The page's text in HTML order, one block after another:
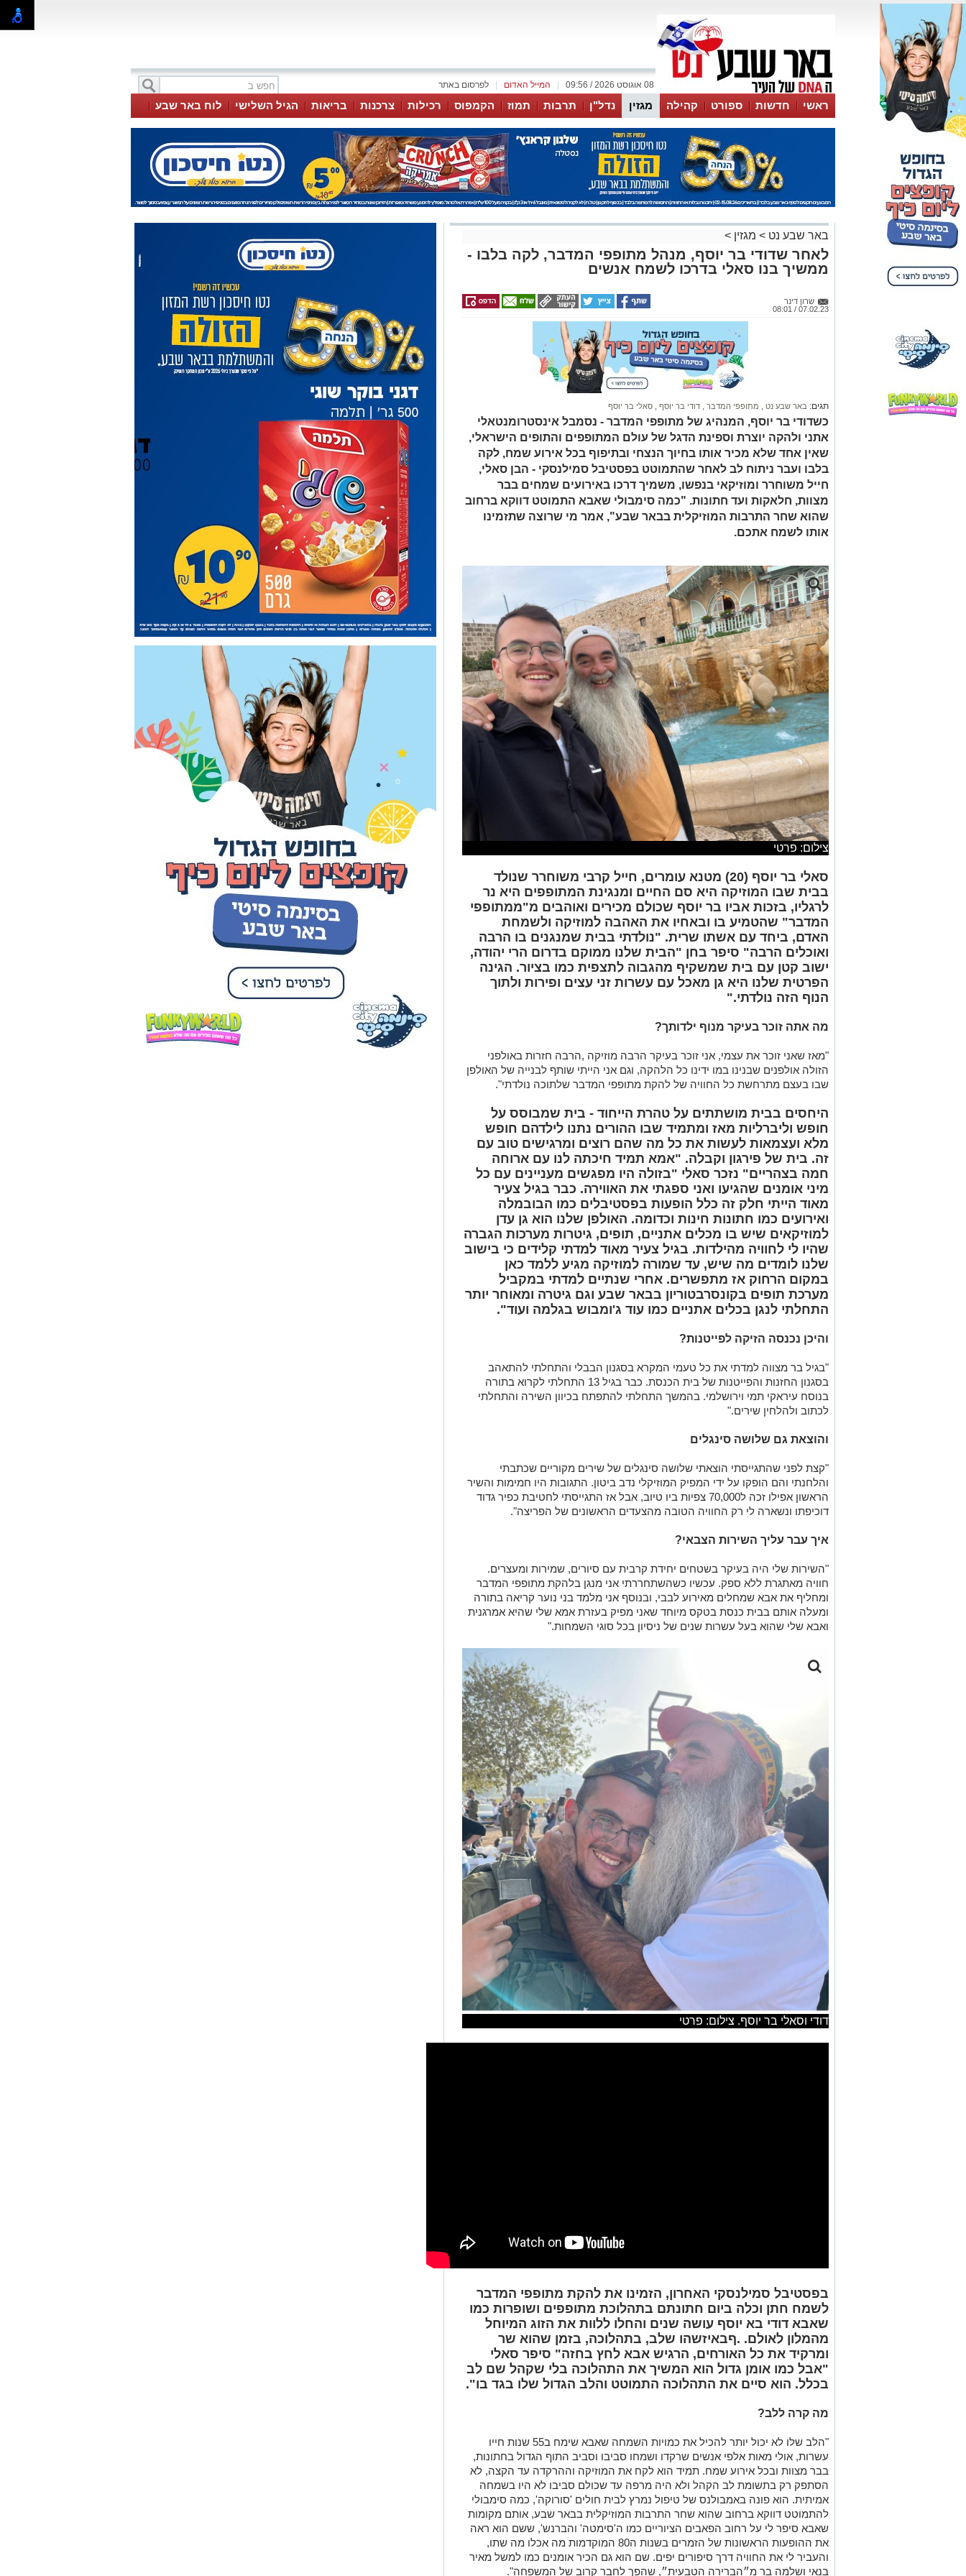
לפרסום באתר המייל האדום 08 אוגוסט 2026 / 09:56
ראשי חדשות ספורט קהילה מגזין נדל"ן תרבות תמוז הקמפוס רכילות צרכנות בריאות הגיל השלישי
לוח באר שבע
עסקים
טיפים והמלצות
באר שבע נט > מגזין >
לאחר שדודי בר יוסף, מנהל מתופפי המדבר, לקה בלבו -
ממשיך בנו סאלי בדרכו לשמח אנשים
שרון דינר
07.02.23 / 08:01
תגים: באר שבע נט מתופפי המדבר דודי בר יוסף סאלי בר יוסף
כשדודי בר יוסף, המנהיג של מתופפי המדבר - נסמבל אינסטרומנטאלי
אתני ולהקה יוצרת וספינת הדגל של עולם המתופפים והתופים הישראלי,
שאין אחד שלא מכיר אותו בחיוך הנצחי ובתיפוף בכל אירוע שמח, לקה
בלבו ועבר ניתוח לב לאחר שהתמוטט בפסטיבל סמילנסקי - הבן סאלי,
חייל משוחרר ומוזיקאי בנפשו, משמיך דרכו באירועים שמחים בבר
מצוות, חלאקות ועד חתונות. "כמה סימבולי שאבא התמוטט דווקא ברחוב
שהוא שחר התרבות המוזיקלית בבאר שבע", אמר מי שרוצה שתזמינו
אותו לשמח אתכם.
צילום: פרטי
סאלי
בר יוסף (20) מטנא עומרים, חייל קרבי משוחרר שנולד
בבית שבו המוזיקה היא סם החיים ומנגינת המתופפים היא נר
לרגליו, בזכות אביו בר יוסף שכולם מכירים ואוהבים מ"ממתופפי
המדבר" שהטמיע בו ובאחיו את האהבה למוזיקה ולשמחת
האדם, ביחד עם אשתו שרית. "נולדתי בבית שמנגנים בו הרבה
ואוכלים הרבה" סיפר בחן "הבית שלנו ממוקם בדרום הרי יהודה,
ישוב קטן עם בית שמשקיף מהגבוה לתצפית כמו בציור. הגינה
הפרטית שלנו היא גן מאכל עם עשרות זני עצים ופירות ולתוך
הנוף הזה נולדתי."
מה אתה זוכר בעיקר מנוף ילדותך?
"מאז שאני זוכר את עצמי, אני זוכר בעיקר הרבה מוזיקה ,הרבה חזרות באולפני
הזולה אולפנים שבנינו במו ידינו כל הלהקה, וגם אני הייתי שותף לבנייה של האולפן
שבו בעצם מתרחשת כל החוויה של להקת מתופפי המדבר שלתוכה נולדתי".
היחסים בבית מושתתים על טהרת הייחוד - בית שמבוסס על
חופש וליברליות מאז ומתמיד שבו ההורים נתנו לילדהם חופש
מלא ועצמאות לעשות את כל מה שהם רוצים ומרגישים טוב עם
זה. בית של פירגון וקבלה. "אמא תמיד חיכתה לנו עם ארוחה
חמה בצהריים" נזכר סאלי "בזולה היו מפגשים מעניינים עם כל
מיני אומנים שהגיעו ואני ספגתי את האווירה. כבר בגיל צעיר
מאוד הייתי חלק זה כלל הופעות בפסטיבלים כמו הבובמלה
ואירועים כמו חתונות חינות וכדומה. האולפן שלנו הוא גן עדן
למוזיקאים שיש בו מכלים אתניים, תופים, גיטרות מערכות הגברה
שהיו לי לחוויה מהילדות. בגיל צעיר מאוד למדתי קלידים כי בישוב
שלנו לומדים מה שיש, עד שמורה למוזיקה מגיע ללמד כאן
במקום הרחוק אז מתפשרים. אחרי שנתיים למדתי במקביל
מערכת תופים בקונסרבטוריון בבאר שבע וגם גיטרה ומאוחר יותר
התחלתי לנגן בכלים אתניים כמו עוד ג'ומבוש בגלמה ועוד".
והיכן נכנסה הזיקה לפייטנות?
"בגיל בר מצווה למדתי את כל טעמי המקרא בסגנון הבבלי והתחלתי להתאהב
בסגנון החזנות והפייטנות של בית הכנסת. כבר בגיל 13 התחלתי לקרוא בתורה
בנוסח עיראקי תמי וירושלמי. בהמשך התחלתי להתפתח בכיוון השירה והתחלתי
לכתוב ולהלחין שירים."
והוצאת גם שלושה סינגלים
"קצת לפני שהתגייסתי הוצאתי שלושה סינגלים של שירים מקוריים שכתבתי
והלחנתי והם הופקו על ידי המפיק המוזיקלי נדב ביטון. התגובות היו חמימות והשיר
הראשון אפילו זכה ל70,000 צפיות ביו טיוב, אבל אז התגייסתי לחטיבת כפיר גדוד
דוכיפתו ונשארה לי רק החוויה הטובה מהצעדים הראשונים של הפריצה".
איך עבר עליך השירות הצבאי?
"השירות שלי היה בעיקר בשטחים יחידת קרבית עם סיורים, שמירות ומעצרים.
חוויה מאתגרת ללא ספק. עכשיו כשהשתחררתי אני מנגן בלהקת מתופפי המדבר
ומחליף את אבא שמחלים מאירוע לבבי, ובנוסף אני מלמד בני נוער קריאה בתורה
ומעלה אותם בבית כנסת בטקס מיוחד שאני מפיק בעזרת אמא שלי שהיא אמרגנית
ואבא שלי שהוא בעל עשרות שנים של ניסיון בכל סוגי השמחות."
דודי וסאלי בר יוסף. צילום: פרטי
בפסטיבל סמילנסקי האחרון, הזמינו את להקת מתופפי המדבר
לשמח חתן וכלה ביום חתונתם בתהלוכת מתופפים ושופרות כמו
שאבא דודי בא יוסף עושה שנים והחלו ללוות את הזוג המיוחל
מהמלון לאולם. .ףבאיזשהו שלב, בתהלוכה, בזמן שהוא שר
ומרקיד את כל האורחים, הרגיש אבא לחץ בחזה" סיפר סאלי
"אבל כמו אומן גדול הוא המשיך את התהלוכה בלי שקהל שם לב
בכלל. הוא סיים את התהלוכה התמוטט והלב הגדול שלו בגד בו".
מה קרה ללב?
"הלב שלו לא יכול יותר להכיל את כמויות השמחה שאבא שימח ב55 שנות חייו
עשרות, אולי מאות אלפי אנשים שרקדו ושמחו סביבו וסביב התוף הגדול בחתונות,
בבר מצוות ובכל אירוע שמח. תמיד הוא לקח את המוזיקה וההרקדה עד הקצה, לא
הסתפק רק בתשומת לב הקהל ולא היה מרפה עד שכולם סביבו לא היו בשמחה
אמיתית. הוא פונה באמבולנס של טיפול נמרץ לבית חולים 'סורוקה', כמה סימבולי
להתמוטט דווקא ברחוב שהוא שחר התרבות המוזיקלית בבאר שבע, אותם מקומות
שאבא סיפר לי על רחוב הפאבים הציוריים כמו ה'סימטה' והברנש', ששם הוא ראה
את ההופעות הראשונות של הזמרים בשנות ה80 המוקדמות מה אכלו מה שתו,
והעביר לי את החוויה דרך סיפורים יפים. שם הוא גם הכיר אומנים כמו למשל מאיר
בנאי ושלמה בר מ״הברירה הטבעית״, שהפך לחבר קרוב של המשפחה".